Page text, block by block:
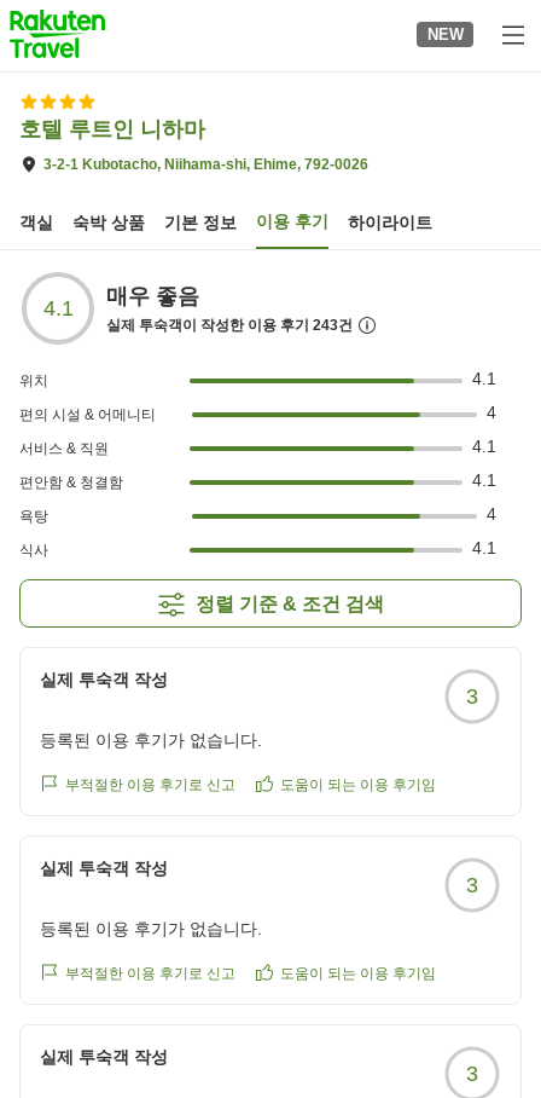
to
top
page
NEW
호텔 루트인 니하마
3-2-1 Kubotacho, Niihama-shi, Ehime, 792-0026
객실 숙박 상품 기본 정보 이용 후기 하이라이트
4.1 매우 좋음
실제 투숙객이 작성한 이용 후기 243건
위치 4.1
편의 시설 & 어메니티 4
서비스 & 직원 4.1
편안함 & 청결함 4.1
욕탕 4
식사 4.1
정렬 기준 & 조건 검색
실제 투숙객 작성
3
등록된 이용 후기가 없습니다.
부적절한 이용 후기로 신고 도움이 되는 이용 후기임
실제 투숙객 작성
3
등록된 이용 후기가 없습니다.
부적절한 이용 후기로 신고 도움이 되는 이용 후기임
실제 투숙객 작성
3